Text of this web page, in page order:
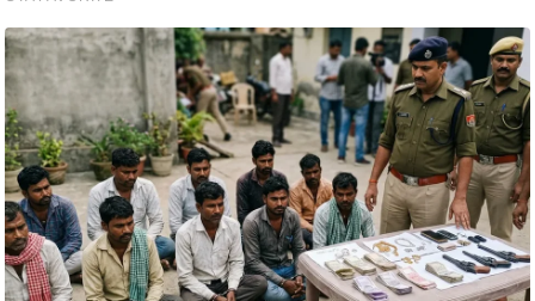
ध
र्म
ज्यो
ति
ष
प्र
भु
म